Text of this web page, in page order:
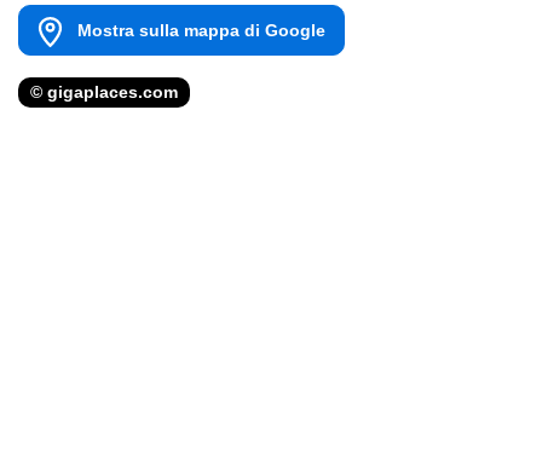
Mostra sulla mappa di Google
© gigaplaces.com